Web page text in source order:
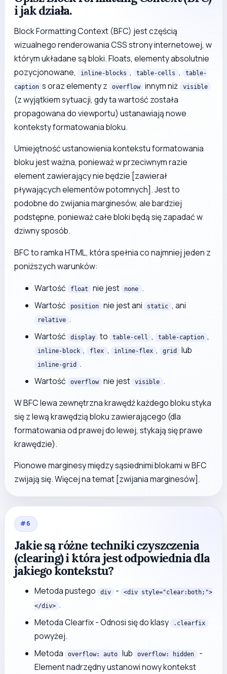
i jak działa.
Block Formatting Context (BFC) jest częścią
wizualnego renderowania CSS strony internetowej, w
którym układane są bloki. Floats, elementy absolutnie
pozycjonowane,
inline-blocks , table-cells ,
table-
caption s oraz elementy z overflow innym niż visible
(z wyjątkiem sytuacji, gdy ta wartość została
propagowana do viewportu) ustanawiają nowe
konteksty formatowania bloku.
Umiejętność ustanowienia kontekstu formatowania
bloku jest ważna, ponieważ w przeciwnym razie
element zawierający nie będzie [zawierał
pływających elementów potomnych]. Jest to
podobne do zwijania marginesów, ale bardziej
podstępne, ponieważ całe bloki będą się zapadać w
dziwny sposób.
BFC to ramka HTML, która spełnia co najmniej jeden z
poniższych warunków:
Wartość
float nie jest none .
Wartość
position nie jest ani static , ani
relative .
Wartość
display to table-cell , table-caption ,
inline-block , flex , inline-flex , grid lub
inline-grid
.
Wartość
overflow nie jest visible .
W BFC lewa zewnętrzna krawędź każdego bloku styka
się z lewą krawędzią bloku zawierającego (dla
formatowania od prawej do lewej, stykają się prawe
krawędzie).
Pionowe marginesy między sąsiednimi blokami w BFC
zwijają się. Więcej na temat [zwijania marginesów].
#6
Jakie są różne techniki czyszczenia
(clearing) i która jest odpowiednia dla
jakiego kontekstu?
Metoda pustego div -
<div style="clear:both;">
</div> .
Metoda Clearfix - Odnosi się do klasy
.clearfix
powyżej.
Metoda
overflow: auto lub overflow: hidden
-
Element nadrzędny ustanowi nowy kontekst